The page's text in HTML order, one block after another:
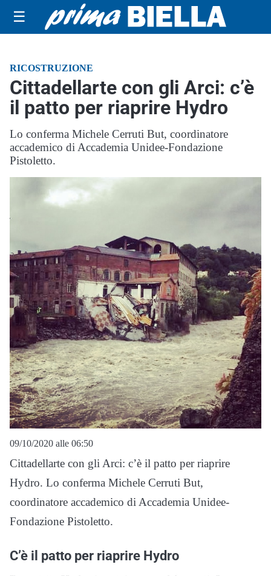
☰
RICOSTRUZIONE
Cittadellarte con gli Arci: c’è
il patto per riaprire Hydro
Lo conferma Michele Cerruti But, coordinatore
accademico di Accademia Unidee-Fondazione
Pistoletto.
09/10/2020 alle 06:50
Cittadellarte con gli Arci: c’è il patto per riaprire
Hydro. Lo conferma Michele Cerruti But,
coordinatore accademico di Accademia Unidee-
Fondazione Pistoletto.
C’è il patto per riaprire Hydro